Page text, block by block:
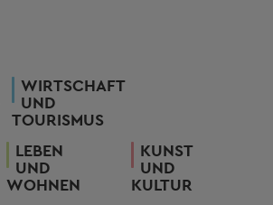
WIRTSCHAFT
UND
TOURISMUS
LEBEN
UND
WOHNEN
KUNST
UND
KULTUR